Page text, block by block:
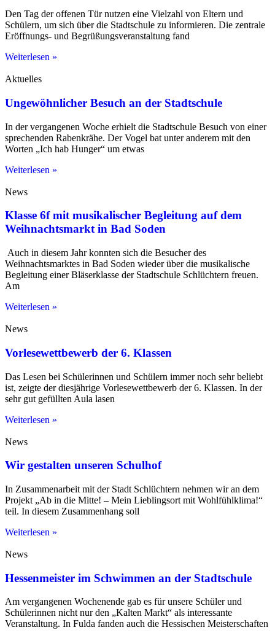
Den Tag der offenen Tür nutzen eine Vielzahl von Eltern und
Schülern, um sich über die Stadtschule zu informieren. Die zentrale
Eröffnungs- und Begrüßungsveranstaltung fand
Weiterlesen »
Aktuelles
Ungewöhnlicher Besuch an der Stadtschule
In der vergangenen Woche erhielt die Stadtschule Besuch von einer
sprechenden Rabenkrähe. Der Vogel bat unter anderem mit den
Worten „Ich hab Hunger“ um etwas
Weiterlesen »
News
Klasse 6f mit musikalischer Begleitung auf dem
Weihnachtsmarkt in Bad Soden
Auch in diesem Jahr konnten sich die Besucher des
Weihnachtsmarktes in Bad Soden wieder über die musikalische
Begleitung einer Bläserklasse der Stadtschule Schlüchtern freuen.
Am
Weiterlesen »
News
Vorlesewettbewerb der 6. Klassen
Das Lesen bei Schülerinnen und Schülern immer noch sehr beliebt
ist, zeigte der diesjährige Vorlesewettbewerb der 6. Klassen. In der
sehr gut gefüllten Aula lasen
Weiterlesen »
News
Wir gestalten unseren Schulhof
In Zusammenarbeit mit der Stadt Schlüchtern nehmen wir an dem
Projekt „Ab in die Mitte! – Mein Lieblingsort mit Wohlfühlklima!“
teil. In diesem Zusammenhang soll
Weiterlesen »
News
Hessenmeister im Schwimmen an der Stadtschule
Am vergangenen Wochenende gab es für unsere Schüler und
Schülerinnen nicht nur den „Kalten Markt“ als interessante
Veranstaltung. In Fulda fanden auch die Hessischen Meisterschaften